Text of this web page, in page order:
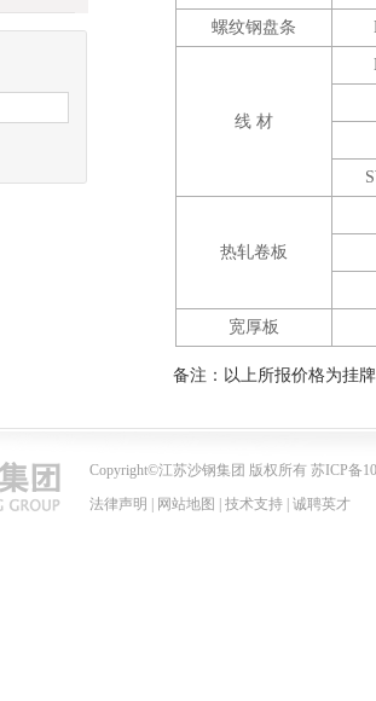
螺纹钢盘条
线 材
热轧卷板
宽厚板
备注：以上所报价格为挂
Copyright©江苏沙钢集团 版权所有 苏ICP备
法律声明
网站地图 技术支持 诚聘英才